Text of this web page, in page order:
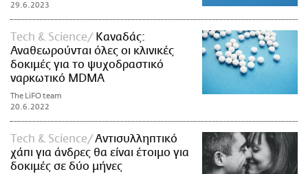
29.6.2023
Τech & Science
Καναδάς:
Αναθεωρούνται όλες οι κλινικές
δοκιμές για το ψυχοδραστικό
ναρκωτικό MDMA
The LiFO team
20.6.2022
Τech & Science
Aντισυλληπτικό
χάπι για άνδρες θα είναι έτοιμο για
δοκιμές σε δύο μήνες